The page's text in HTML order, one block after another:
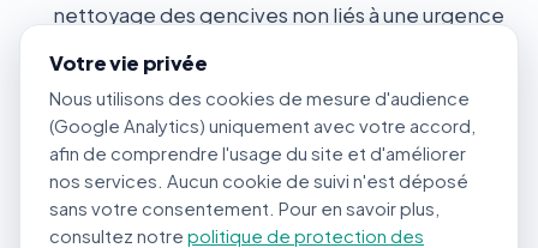
nettoyage des gencives non liés à une urgence
Exclusions fréquentes (selon les assureurs)
Prédispositions raciales :certains assureurs
excluent les conditions génétiques connues
chez les races (ex. : maladies rénales chez les
Votre vie privée
Nous utilisons des cookies de mesure d'audience
(Google Analytics) uniquement avec votre accord,
afin de comprendre l'usage du site et d'améliorer
nos services. Aucun cookie de suivi n'est déposé
sans votre consentement. Pour en savoir plus,
consultez notre politique de protection des